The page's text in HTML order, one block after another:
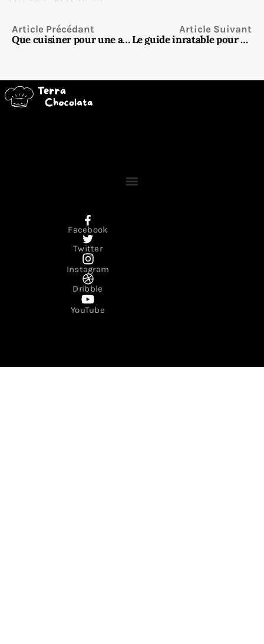
Article Précédant
Que cuisiner pour une ambiance Las Vegas à la maison ?
Article Suivant
Le guide inratable pour un roulé au chocolat maison ultra moelleux et gourmand
Facebook
Twitter
Instagram
Dribble
YouTube